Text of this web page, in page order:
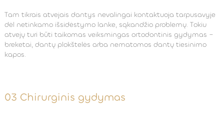
Tam tikrais atvejais dantys nevalingai kontaktuoja tarpusavyje
dėl netinkamo išsidėstymo lanke, sąkandžio problemų. Tokiu
atvejų turi būti taikomas veiksmingas ortodontinis gydymas –
breketai, dantų plokštelės arba nematomos dantų tiesinimo
kapos.
03 Chirurginis gydymas